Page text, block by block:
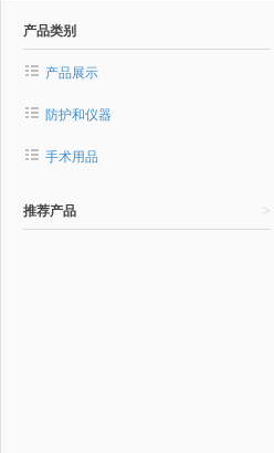
产品类别
产品展示
防护和仪器
手术用品
>
推荐产品